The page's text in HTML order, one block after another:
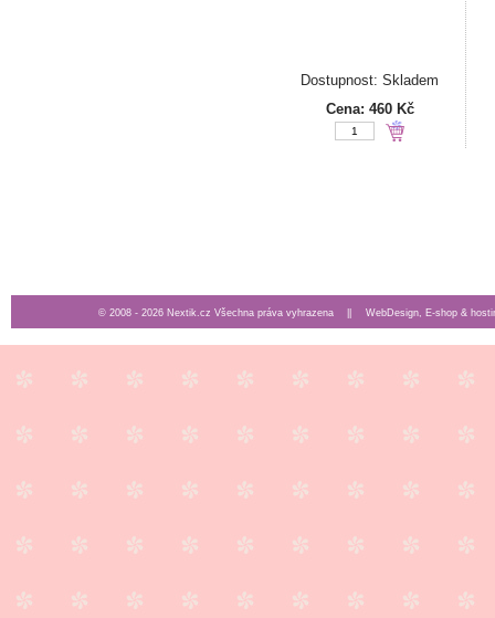
Dostupnost: Skladem
Cena: 460 Kč
© 2008 - 2026 Nextik.cz Všechna práva vyhrazena || WebDesign, E-shop &